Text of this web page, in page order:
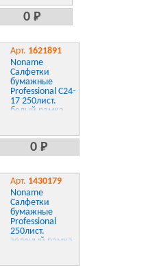
0 Р
Арт. 1621891
Noname
Салфетки
бумажные
Professional С24-
17 250лист.
белый рамка
0 Р
Арт. 1430179
Noname
Салфетки
бумажные
Professional
250лист.
зеленый рамка